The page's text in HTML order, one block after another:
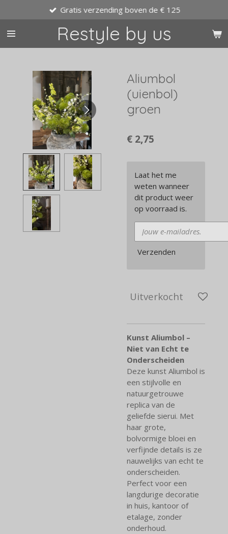
direct
naar
Restyle by us
Gratis verzending boven de € 125
Aliumbol
(uienbol)
groen
€ 2,75
Laat het me
weten wanneer
dit product weer
op voorraad is.
Verzenden
Uitverkocht
Kunst Aliumbol –
Niet van Echt te
Onderscheiden
Deze kunst Aliumbol is
een stijlvolle en
natuurgetrouwe
replica van de
geliefde sierui. Met
haar grote,
bolvormige bloei en
verfijnde details is ze
nauwelijks van echt te
onderscheiden.
Perfect voor een
langdurige decoratie
in huis, kantoor of
etalage, zonder
onderhoud.